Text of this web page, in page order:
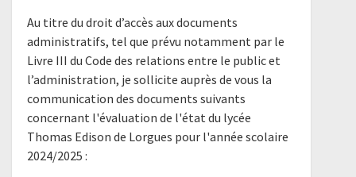
Au titre du droit d’accès aux documents
administratifs, tel que prévu notamment par le
Livre III du Code des relations entre le public et
l’administration, je sollicite auprès de vous la
communication des documents suivants
concernant l'évaluation de l'état du lycée
Thomas Edison de Lorgues pour l'année scolaire
2024/2025 :